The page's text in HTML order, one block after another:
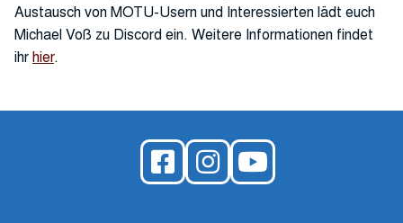
Austausch von MOTU-Usern und Interessierten lädt euch
Michael Voß zu Discord ein. Weitere Informationen findet
ihrhier.